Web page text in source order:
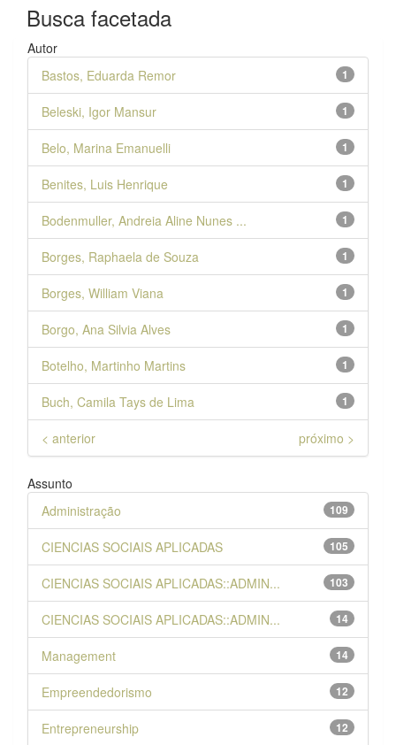
Busca facetada
Autor
1
Bastos, Eduarda Remor
1
Beleski, Igor Mansur
1
Belo, Marina Emanuelli
1
Benites, Luis Henrique
1
Bodenmuller, Andreia Aline Nunes ...
1
Borges, Raphaela de Souza
1
Borges, William Viana
1
Borgo, Ana Silvia Alves
1
Botelho, Martinho Martins
1
Buch, Camila Tays de Lima
< anterior próximo >
Assunto
109
Administração
105
CIENCIAS SOCIAIS APLICADAS
103
CIENCIAS SOCIAIS APLICADAS::ADMIN...
14
CIENCIAS SOCIAIS APLICADAS::ADMIN...
14
Management
12
Empreendedorismo
12
Entrepreneurship